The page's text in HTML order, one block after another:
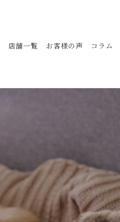
店舗一覧 お客様の声 コラム